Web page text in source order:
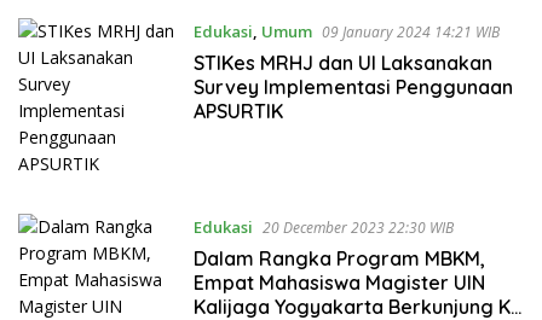
Edukasi, Umum 09 January 2024 14:21 WIB
STIKes MRHJ dan UI Laksanakan
Survey Implementasi Penggunaan
APSURTIK
Edukasi 20 December 2023 22:30 WIB
Dalam Rangka Program MBKM,
Empat Mahasiswa Magister UIN
Kalijaga Yogyakarta Berkunjung Ke